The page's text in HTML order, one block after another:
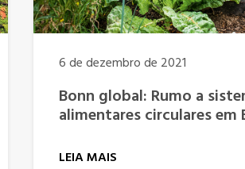
6 de dezembro de 2021
Bonn global: Rumo a
alimentares circulares em
LEIA MAIS